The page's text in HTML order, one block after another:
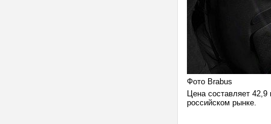
Фото Brabus
Цена составляет
российском рынке.